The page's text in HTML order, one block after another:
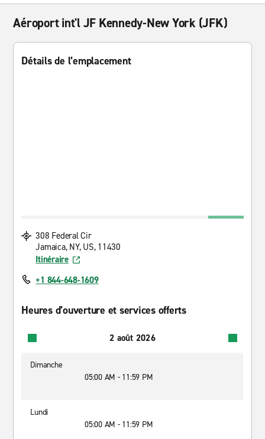
Aéroport int'l JF Kennedy-New York (JFK)
Détails de l’emplacement
308 Federal Cir
Jamaica, NY, US, 11430
Itinéraire
+1 844-648-1609
Heures d’ouverture et services offerts
2 août 2026
Dimanche
05:00 AM - 11:59 PM
Lundi
05:00 AM - 11:59 PM